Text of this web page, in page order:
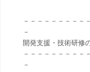
－－－－－－－－－
－
開発支援・技術研修
－－－－－－－－－
－